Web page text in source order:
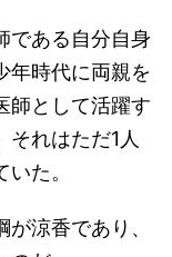
である自分自身
年時代に両親を
師として活躍す
それはただ1人
た。
涼香であり、